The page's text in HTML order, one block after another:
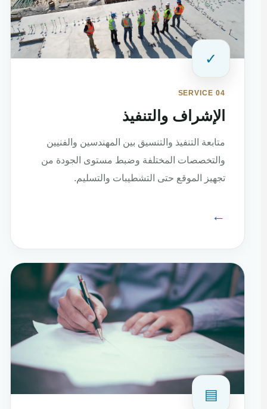
✓
SERVICE 04
الإشراف والتنفيذ
متابعة التنفيذ والتنسيق بين المهندسين والفنيين
والتخصصات المختلفة وضبط مستوى الجودة من
تجهيز الموقع حتى التشطيبات والتسليم.
←
▤